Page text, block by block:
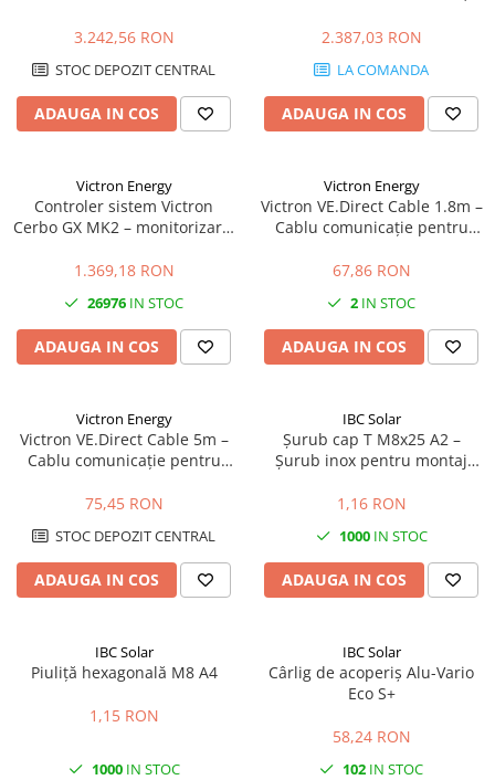
maxima
3.242,56 RON
STOC DEPOZIT CENTRAL
ADAUGA IN COS
2.387,03 RON
LA COMANDA
ADAUGA IN COS
Victron Energy
Controler sistem Victron
Cerbo GX MK2 – monitorizare,
completa
1.369,18 RON
26976 IN STOC
ADAUGA IN COS
Victron Energy
Victron VE.Direct Cable 1.8m –
Cablu comunicație pentru
metri
67,86 RON
2 IN STOC
ADAUGA IN COS
Victron Energy
Victron VE.Direct Cable 5m –
Cablu comunicație pentru
| 5 metri
75,45 RON
STOC DEPOZIT CENTRAL
ADAUGA IN COS
IBC Solar
Șurub cap T M8x25 A2 –
Șurub inox pentru montaj
A2
1,16 RON
1000IN STOC
ADAUGA IN COS
IBC Solar
Piuliță hexagonală M8 A4
1,15 RON
1000IN STOC
IBC Solar
Cârlig de acoperiș Alu-Vario
Eco S+
58,24 RON
102 IN STOC